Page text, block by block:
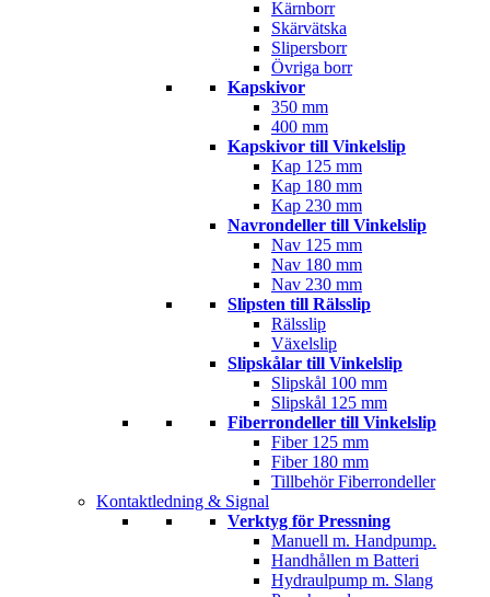
Kärnborr
Skärvätska
Slipersborr
Övriga borr
Kapskivor
350 mm
400 mm
Kapskivor till Vinkelslip
Kap 125 mm
Kap 180 mm
Kap 230 mm
Navrondeller till Vinkelslip
Nav 125 mm
Nav 180 mm
Nav 230 mm
Slipsten till Rälsslip
Rälsslip
Växelslip
Slipskålar till Vinkelslip
Slipskål 100 mm
Slipskål 125 mm
Fiberrondeller till Vinkelslip
Fiber 125 mm
Fiber 180 mm
Tillbehör Fiberrondeller
Kontaktledning & Signal
Verktyg för Pressning
Manuell m. Handpump.
Handhållen m Batteri
Hydraulpump m. Slang